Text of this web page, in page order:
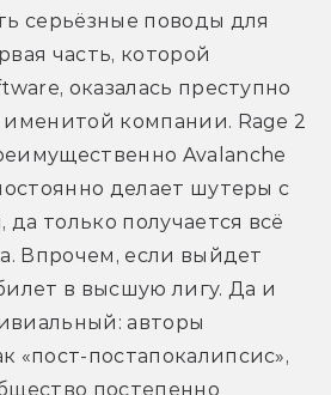
серьёзные поводы для
часть, которой
оказалась преступно
именитой компании. Rage 2
Avalanche
делает шутеры с
только получается всё
Впрочем, если выйдет
в высшую лигу. Да и
авторы
«пост-постапокалипсис»,
постепенно